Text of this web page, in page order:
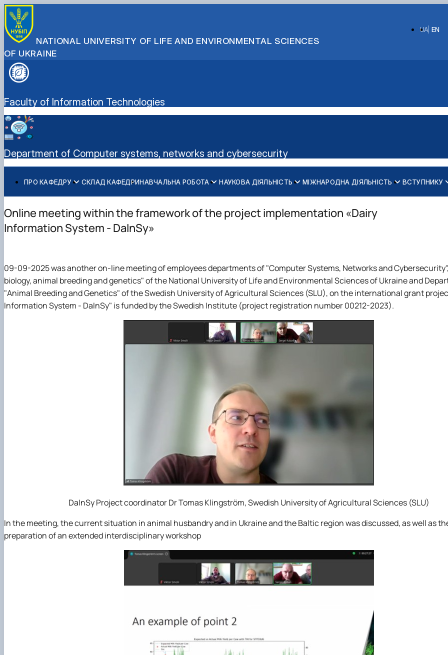
NATIONAL UNIVERSITY OF LIFE AND ENVIRONMENTAL SCIENCES
OF UKRAINE
EN
UA
Faculty of Information Technologies
Department of Computer systems, networks and cybersecurity
ПРО КАФЕДРУ
Про кафедру
Матеріально-технічна база кафедри
Документи кафедри
СКЛАД КАФЕДРИНАВЧАЛЬНА РОБОТА
Графік консультацій викладачів кафедри
Освітньо-професійні програми
Комп'ютерна інженерія
Кібербезпека та захист інформації
Академічна доброчесність
Навчальна діяльність
НАУКОВА ДІЯЛЬНІСТЬ
Наукова діяльність
Науковий гурток "Кібербезпека"
Науковий гурток "Інтернет речей"
МІЖНАРОДНА ДІЯЛЬНІСТЬ
Міжнародна діяльність
ВСТУПНИКУ
«Комп’ютерна інженерія» — спеціальність для тих, хто більше любить «програмуват…
"Кібербезпека" - спеціальність майбутнього стає сьогоденням!
Реальні ІТ-проекти руками студентів кафедри
Online meeting within the framework of the project implementation «Dairy
Information System - DaInSy»
09-09-2025 was another on-line meeting of employees departments of "Computer Systems, Networks and
biology, animal breeding and genetics" of the National University of Life and Environmental Sciences of Ukraine and
"Animal Breeding and Genetics" of the Swedish University of Agricultural Sciences (SLU), on the international grant
Information System - DaInSy" is funded by the Swedish Institute (project registration number 00212-2023).
DaInSy Project coordinator Dr Tomas Klingström, Swedish University of Agricultural Sciences (SLU)
In the meeting, the current situation in animal husbandry and in Ukraine and the Baltic region was discussed, as well as
preparation of an extended interdisciplinary workshop